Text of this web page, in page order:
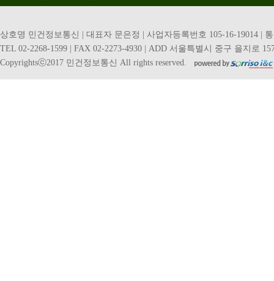
상호명 민건정보통신 | 대표자 문은정 | 사업자등록번호 105-16-19014 |
TEL 02-2268-1599 | FAX 02-2273-4930 | ADD 서울특별시 중구 을지로
Copyrightsⓒ2017 민건정보통신 All rights reserved.